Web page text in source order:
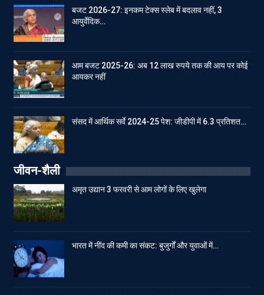
बजट 2026-27: इनकम टेक्स स्लेब में बदलाव नहीं, 3
आयुर्वेदिक…
आम बजट 2025-26: अब 12 लाख रुपये तक की आय पर कोई
आयकर नहीं
संसद में आर्थिक सर्वे 2024-25 पेश: जीडीपी में 6.3 प्रतिशत…
जीवन-शैली
अमृत उद्यान 3 फरवरी से आम लोगों के लिए खुलेगा
भारत में नींद की कमी का संकट: बुजुर्गों और युवाओं में…